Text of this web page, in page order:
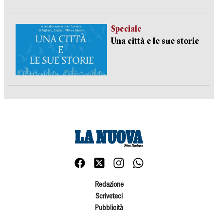
Speciale
Una città e le sue storie
Redazione
Scriveteci
Pubblicità